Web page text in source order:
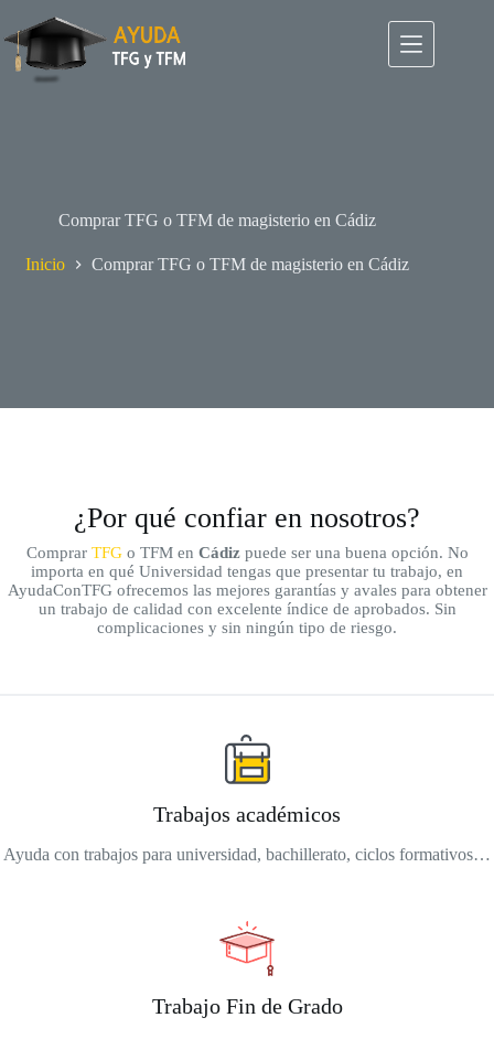
contenido
Comprar TFG o TFM de magisterio en Cádiz
Inicio Comprar TFG o TFM de magisterio en Cádiz
¿Por qué confiar en nosotros?
Comprar TFGo TFM en Cádizpuede ser una buena opción. No
importa en qué Universidad tengas que presentar tu trabajo, en
AyudaConTFG ofrecemos las mejores garantías y avales para obtener
un trabajo de calidad con excelente índice de aprobados. Sin
complicaciones y sin ningún tipo de riesgo.
Trabajos académicos
Ayuda con trabajos para universidad, bachillerato, ciclos formativos…
Trabajo Fin de Grado